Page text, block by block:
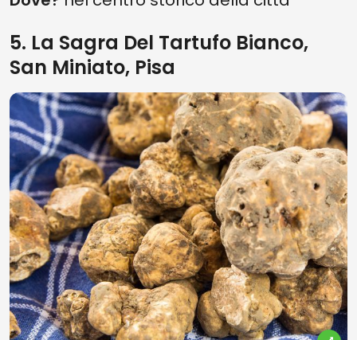
5. La Sagra Del Tartufo Bianco,
San Miniato, Pisa